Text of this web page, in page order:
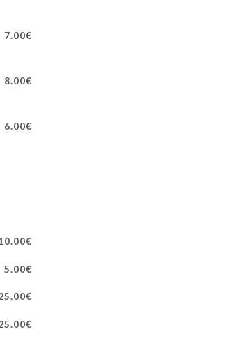
7.00€
8.00€
6.00€
5.00€